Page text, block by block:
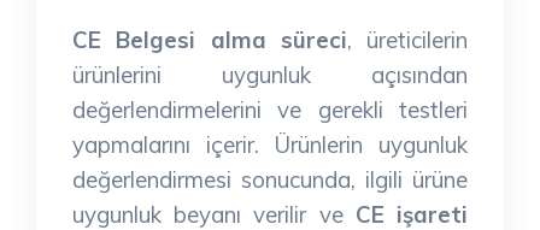
CE Belgesi alma süreci, üreticilerin
ürünlerini uygunluk açısından
değerlendirmelerini ve gerekli testleri
yapmalarını içerir. Ürünlerin uygunluk
değerlendirmesi sonucunda, ilgili ürüne
uygunluk beyanı verilir ve CE işareti